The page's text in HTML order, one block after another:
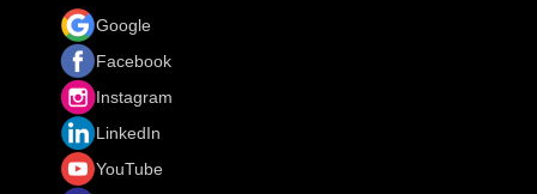
Google
Facebook
Instagram
LinkedIn
YouTube